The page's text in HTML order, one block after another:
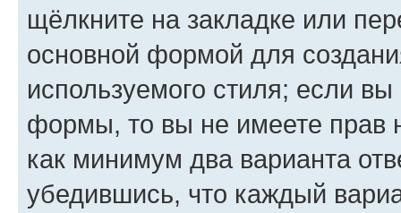
щёлкните на закладке или
основной формой для
используемого стиля; если
формы, то вы не имеете прав
как минимум два варианта
убедившись, что каждый